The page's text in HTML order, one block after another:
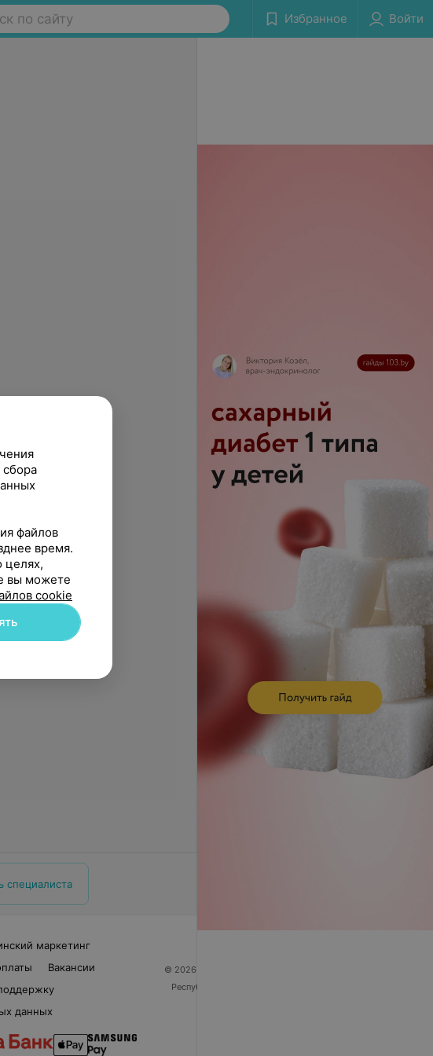
по сайту Избранное Войти
специалиста
маркетинг
Вакансии
данных
© 2026 ООО «Артокс Лаб», УНП 191700409
Республика Беларусь, г. Минск, улица Толбухина, 2,
сбора
файлов
время.
целях,
вы можете
cookie